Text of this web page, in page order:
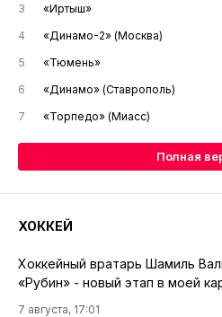
3
«Иртыш»
4
«Динамо-2» (Москва)
5
«Тюмень»
6
«Динамо» (Ставрополь)
7
«Торпедо» (Миасс)
Полная
ХОККЕЙ
Хоккейный вратарь Шамиль
«Рубин» - новый этап в моей
7 августа, 17:01